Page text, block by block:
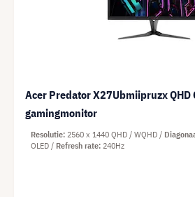
Acer Predator X27Ubmiipruzx QHD
gamingmonitor
Resolutie 2560 x 1440 QHD / WQHD
OLED
Refresh rate 240Hz